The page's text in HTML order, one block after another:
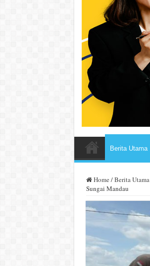
Berita Utama
Home /Berita Utama
Sungai Mandau